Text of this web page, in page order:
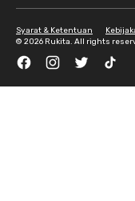
© 2026 Rukita. All rights
Syarat & Ketentuan
FacebookInstagramTwitter TikTok